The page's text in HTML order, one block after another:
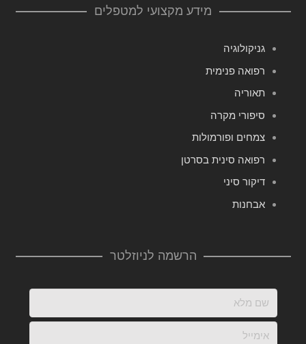
מידע מקצועי למטפלים
גניקולוגיה
רפואה פנימית
תאוריה
סיפורי מקרה
צמחים ופורמולות
רפואה סינית בסרטן
דיקור סיני
אבחנות
הרשמה לניוזלטר